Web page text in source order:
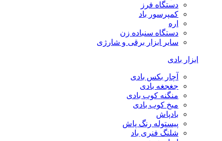
دستگاه فرز
کمپرسور باد
اره
دستگاه سنباده زن
سایر ابزار برقی و شارژی
ابزار بادی
آچار بکس بادی
جغجغه بادی
منگنه کوب بادی
میخ کوب بادی
بادپاش
پیستوله رنگ پاش
شلنگ فنری باد